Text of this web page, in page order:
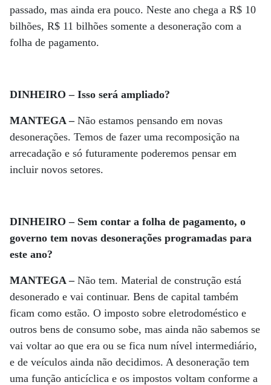
passado, mas ainda era pouco. Neste ano chega a R$ 10
bilhões, R$ 11 bilhões somente a desoneração com a
folha de pagamento.
DINHEIRO – Isso será ampliado?
MANTEGA – Não estamos pensando em novas
desonerações. Temos de fazer uma recomposição na
arrecadação e só futuramente poderemos pensar em
incluir novos setores.
DINHEIRO – Sem contar a folha de pagamento, o
governo tem novas desonerações programadas para
este ano?
MANTEGA – Não tem. Material de construção está
desonerado e vai continuar. Bens de capital também
ficam como estão. O imposto sobre eletrodoméstico e
outros bens de consumo sobe, mas ainda não sabemos se
vai voltar ao que era ou se fica num nível intermediário,
e de veículos ainda não decidimos. A desoneração tem
uma função anticíclica e os impostos voltam conforme a